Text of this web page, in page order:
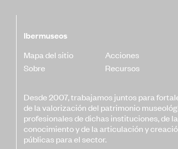
Ibermuseos
Mapa del sitio Acciones
Sobre
Recursos
Desde 2007, trabajamos juntos para
de la valorización del patrimonio
profesionales de dichas instituciones, de
conocimiento y de la articulación y
públicas para el sector.